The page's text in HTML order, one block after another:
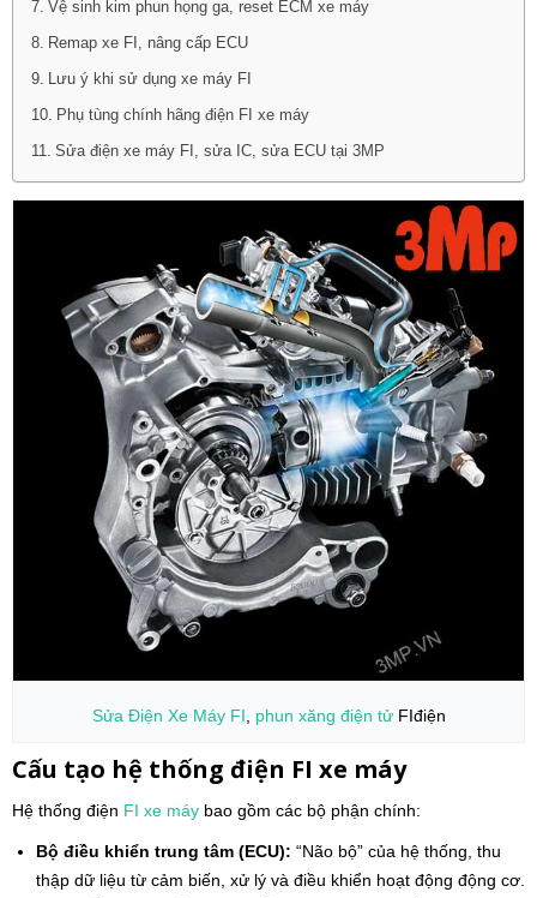
Vệ sinh kim phun họng ga, reset ECM xe máy
Remap xe FI, nâng cấp ECU
Lưu ý khi sử dụng xe máy FI
Phụ tùng chính hãng điện FI xe máy
Sửa điện xe máy FI, sửa IC, sửa ECU tại 3MP
Sửa Điện Xe Máy FI, phun xăng điện tửFIđiện
Cấu tạo hệ thống điện FI xe máy
Hệ thống điện FI xe máy bao gồm các bộ phận chính:
Bộ điều khiển trung tâm (ECU): “Não bộ” của hệ thống, thu
thập dữ liệu từ cảm biến, xử lý và điều khiển hoạt động động cơ.